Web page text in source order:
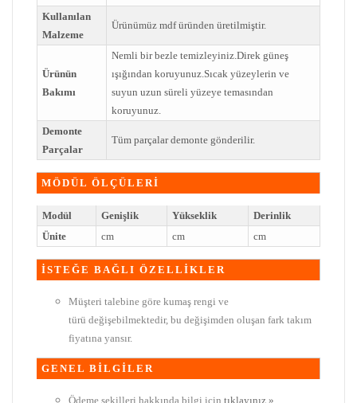
Kullanılan
Malzeme
Ürünümüz mdf üründen üretilmiştir.
Ürünün
Bakımı
Nemli bir bezle temizleyiniz.Direk güneş
ışığından koruyunuz.Sıcak yüzeylerin ve
suyun uzun süreli yüzeye temasından
koruyunuz.
Demonte
Parçalar
Tüm parçalar demonte gönderilir.
MÖDÜL ÖLÇÜLERİ
Modül Genişlik Yükseklik
Derinlik
Ünite
cm cm cm
İSTEĞE BAĞLI ÖZELLİKLER
Müşteri talebine göre kumaş rengi ve
türü değişebilmektedir, bu değişimden oluşan fark takım
fiyatına yansır.
GENEL BİLGİLER
Ödeme şekilleri hakkında bilgi için tıklayınız »